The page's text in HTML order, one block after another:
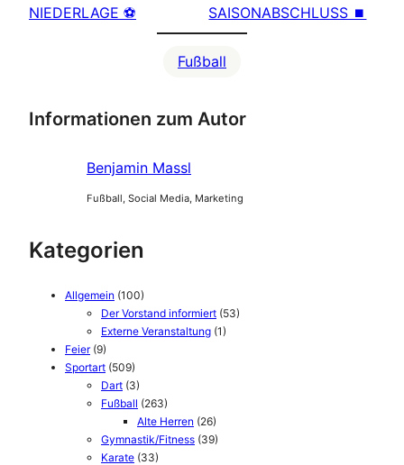
NIEDERLAGE ⚽
SAISONABSCHLUSS ⏹
Fußball
Informationen zum Autor
Benjamin Massl
Fußball, Social Media, Marketing
Kategorien
Allgemein (100)
Der Vorstand informiert (53)
Externe Veranstaltung (1)
Feier(9)
Sportart (509)
Dart (3)
Fußball (263)
Alte Herren (26)
Gymnastik/Fitness (39)
Karate (33)